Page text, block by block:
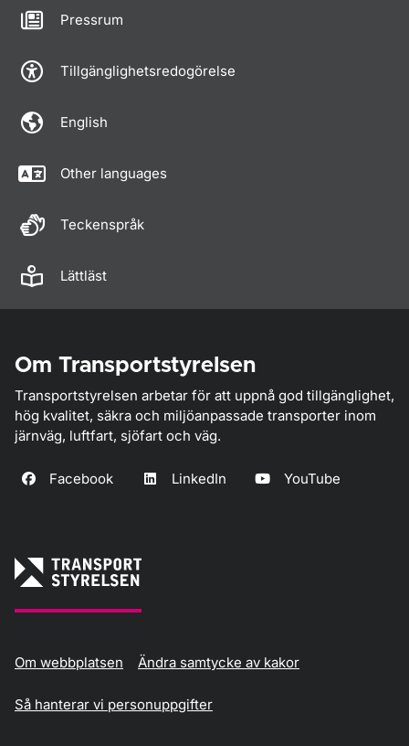
Pressrum
Tillgänglighetsredogörelse
English
Other languages
Teckenspråk
Lättläst
Om Transportstyrelsen
Transportstyrelsen arbetar för att uppnå god tillgänglighet,
hög kvalitet, säkra och miljöanpassade transporter inom
järnväg, luftfart, sjöfart och väg.
Facebook LinkedIn YouTube
Om webbplatsen Ändra samtycke av kakor
Så hanterar vi personuppgifter